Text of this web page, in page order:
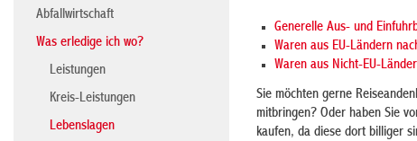
Abfallwirtschaft
Was erledige ich wo?
Leistungen
Kreis-Leistungen
Lebenslagen
Generelle Aus- und
Waren aus EU-Ländern
Waren aus Nicht-EU-
Sie möchten gerne
mitbringen? Oder haben Sie
kaufen, da diese dort billiger